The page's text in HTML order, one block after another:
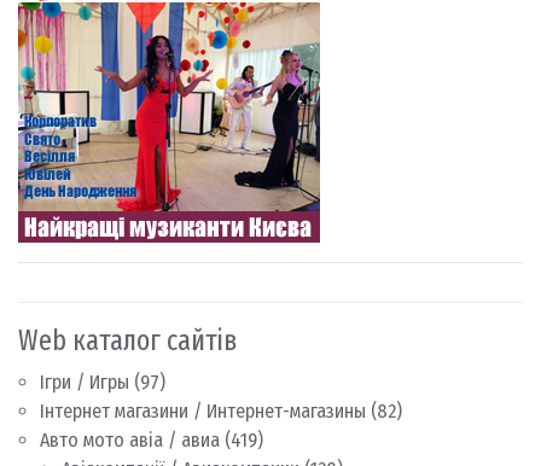
Web каталог сайтів
Ігри / Игры (97)
Інтернет магазини / Интернет-магазины (82)
Авто мото авіа / авиа (419)